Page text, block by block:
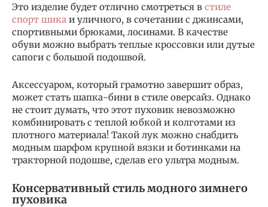
Это изделие будет отлично смотреться в стиле
спорт шика и уличного, в сочетании с джинсами,
спортивными брюками, лосинами. В качестве
обуви можно выбрать теплые кроссовки или дутые
сапоги с большой подошвой.
Аксессуаром, который грамотно завершит образ,
может стать шапка-бини в стиле оверсайз. Однако
не стоит думать, что этот пуховик невозможно
комбинировать с теплой юбкой и колготами из
плотного материала! Такой лук можно снабдить
модным шарфом крупной вязки и ботинками на
тракторной подошве, сделав его ультра модным.
Консервативный стиль модного зимнего
пуховика